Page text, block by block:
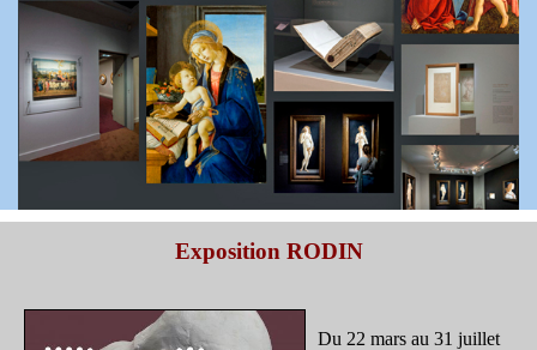
Exposition RODIN
Du 22 mars au 31 juillet